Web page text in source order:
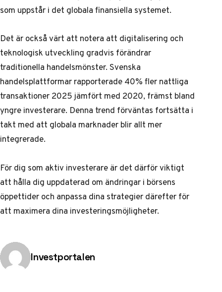
som uppstår i det globala finansiella systemet.
Det är också värt att notera att digitalisering och
teknologisk utveckling gradvis förändrar
traditionella handelsmönster. Svenska
handelsplattformar rapporterade 40% fler nattliga
transaktioner 2025 jämfört med 2020, främst bland
yngre investerare. Denna trend förväntas fortsätta i
takt med att globala marknader blir allt mer
integrerade.
För dig som aktiv investerare är det därför viktigt
att hålla dig uppdaterad om ändringar i börsens
öppettider och anpassa dina strategier därefter för
att maximera dina investeringsmöjligheter.
Publicerad av
Investportalen